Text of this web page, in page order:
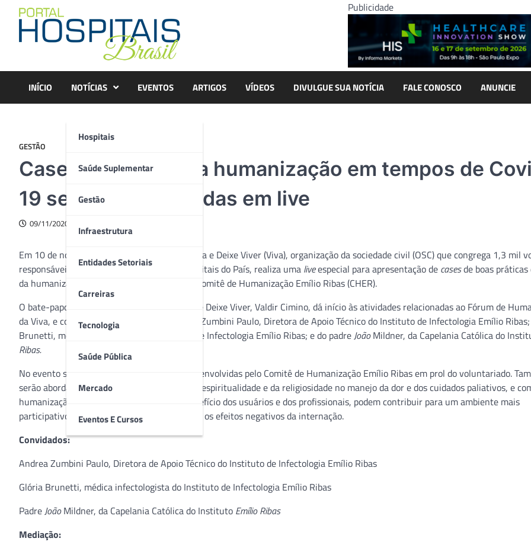
content
Publicidade
INÍCIO NOTÍCIAS
Hospitais
Saúde Suplementar
Gestão
Infraestrutura
Entidades Setoriais
Carreiras
Tecnologia
Saúde Pública
Mercado
Eventos E Cursos
EVENTOS ARTIGOS VÍDEOS DIVULGUE SUA NOTÍCIA FALE CONOSCO ANUNCIE
GESTÃO
Cases de gestão da humanização em tempos de
19 serão apresentadas em live
09/11/2020
Em 10 de novembro, às 19h, a Associação Viva e Deixe Viver (Viva), organização da sociedade civil (OSC) que congrega 1,3 mil
responsáveis por contar histórias em 86 hospitais do País, realiza uma liveespecial para apresentação de casesde boas práticas
da humanização em tempos de Covid-19 do Comitê de Humanização Emílio Ribas (CHER).
O bate-papo, mediado pelo fundador da Viva e Deixe Viver, Valdir Cimino, dá início às atividades relacionadas ao Fórum de
da Viva, e contará com a presença de Andrea Zumbini Paulo, Diretora de Apoio Técnico do Instituto de Infectologia Emílio
Brunetti, médica infectologista do Instituto de Infectologia Emílio Ribas; e do padreJoãoMildner, da Capelania Católica do
Ribas.
No evento serão mostradas as atividades desenvolvidas pelo Comitê de Humanização Emílio Ribas em prol do voluntariado.
serão abordados temas como a integração da espiritualidade e da religiosidade no manejo da dor e dos cuidados paliativos, e
humanização na assistência à saúde, em benefício dos usuários e dos profissionais, podem contribuir para um ambiente mais
participativo, democrático, além de minimizar os efeitos negativos da internação.
Convidados:
Andrea Zumbini Paulo, Diretora de Apoio Técnico do Instituto de Infectologia Emílio Ribas
Glória Brunetti, médica infectologista do Instituto de Infectologia Emílio Ribas
PadreJoãoMildner, da Capelania Católica do Instituto Emílio Ribas
Mediação: